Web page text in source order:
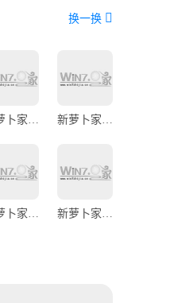
换一换